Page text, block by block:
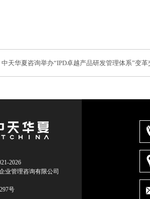
中天华夏咨询举办“IPD卓越产品研发管理体系”变革
2026
业管理咨询有限公司
号